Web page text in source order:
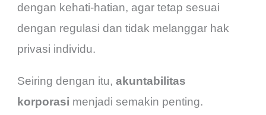
dengan kehati-hatian, agar tetap sesuai
dengan regulasi dan tidak melanggar hak
privasi individu.
Seiring dengan itu,akuntabilitas
korporasi menjadi semakin penting.